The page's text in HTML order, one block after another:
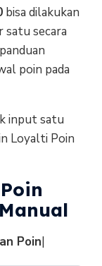
bisa dilakukan
satu secara
poin pada
input satu
Loyalti Poin
Poin|